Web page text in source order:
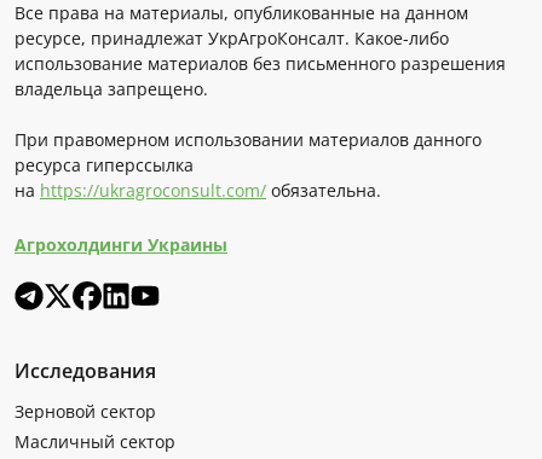
Все права на материалы, опубликованные на данном
ресурсе, принадлежат УкрАгроКонсалт. Какое-либо
использование материалов без письменного разрешения
владельца запрещено.
При правомерном использовании материалов данного
ресурса гиперссылка
на https://ukragroconsult.com/ обязательна.
Агрохолдинги Украины
Исследования
Зерновой сектор
Масличный сектор